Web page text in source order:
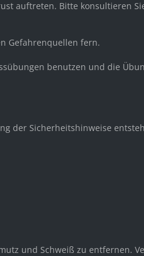
auftreten. Bitte konsultieren
Gefahrenquellen fern.
benutzen und die
der Sicherheitshinweise
und Schweiß zu entfernen.